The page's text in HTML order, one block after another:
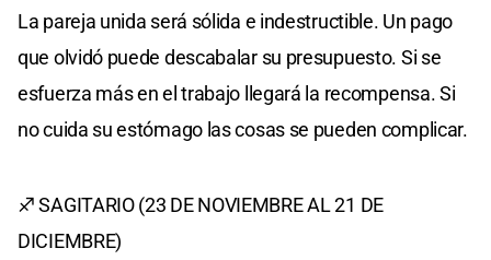
La pareja unida será sólida e indestructible. Un pago
que olvidó puede descabalar su presupuesto. Si se
esfuerza más en el trabajo llegará la recompensa. Si
no cuida su estómago las cosas se pueden complicar.
♐ SAGITARIO (23 DE NOVIEMBRE AL 21 DE
DICIEMBRE)